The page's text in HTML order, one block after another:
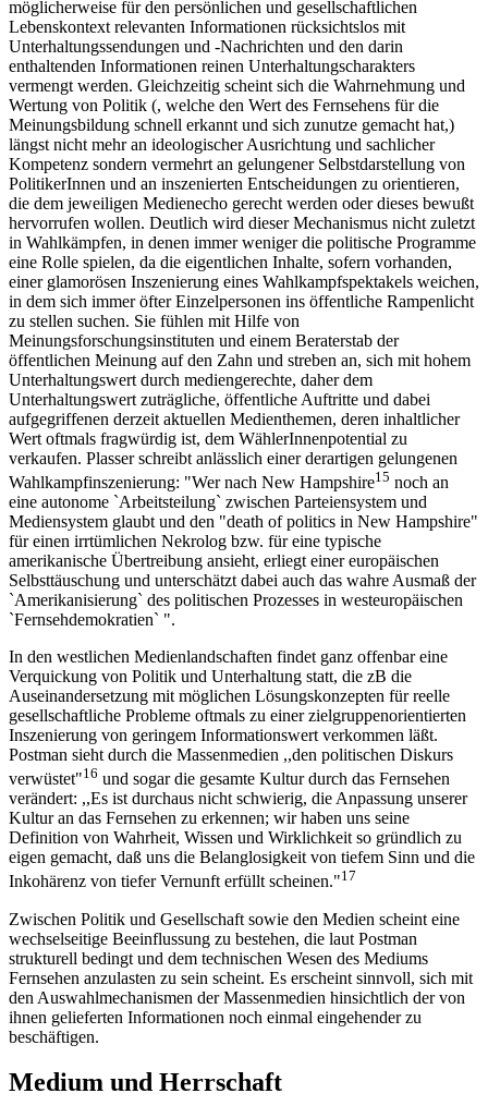
möglicherweise für den persönlichen und gesellschaftlichen
Lebenskontext relevanten Informationen rücksichtslos mit
Unterhaltungssendungen und -Nachrichten und den darin
enthaltenden Informationen reinen Unterhaltungscharakters
vermengt werden. Gleichzeitig scheint sich die Wahrnehmung und
Wertung von Politik (, welche den Wert des Fernsehens für die
Meinungsbildung schnell erkannt und sich zunutze gemacht hat,)
längst nicht mehr an ideologischer Ausrichtung und sachlicher
Kompetenz sondern vermehrt an gelungener Selbstdarstellung von
PolitikerInnen und an inszenierten Entscheidungen zu orientieren,
die dem jeweiligen Medienecho gerecht werden oder dieses bewußt
hervorrufen wollen. Deutlich wird dieser Mechanismus nicht zuletzt
in Wahlkämpfen, in denen immer weniger die politische Programme
eine Rolle spielen, da die eigentlichen Inhalte, sofern vorhanden,
einer glamorösen Inszenierung eines Wahlkampfspektakels weichen,
in dem sich immer öfter Einzelpersonen ins öffentliche Rampenlicht
zu stellen suchen. Sie fühlen mit Hilfe von
Meinungsforschungsinstituten und einem Beraterstab der
öffentlichen Meinung auf den Zahn und streben an, sich mit hohem
Unterhaltungswert durch mediengerechte, daher dem
Unterhaltungswert zuträgliche, öffentliche Auftritte und dabei
aufgegriffenen derzeit aktuellen Medienthemen, deren inhaltlicher
Wert oftmals fragwürdig ist, dem WählerInnenpotential zu
verkaufen. Plasser schreibt anlässlich einer derartigen gelungenen
Wahlkampfinszenierung: "Wer nach New Hampshire15 noch an
eine autonome `Arbeitsteilung` zwischen Parteiensystem und
Mediensystem glaubt und den "death of politics in New Hampshire"
für einen irrtümlichen Nekrolog bzw. für eine typische
amerikanische Übertreibung ansieht, erliegt einer europäischen
Selbsttäuschung und unterschätzt dabei auch das wahre Ausmaß der
`Amerikanisierung` des politischen Prozesses in westeuropäischen
`Fernsehdemokratien` ".
In den westlichen Medienlandschaften findet ganz offenbar eine
Verquickung von Politik und Unterhaltung statt, die zB die
Auseinandersetzung mit möglichen Lösungskonzepten für reelle
gesellschaftliche Probleme oftmals zu einer zielgruppenorientierten
Inszenierung von geringem Informationswert verkommen läßt.
Postman sieht durch die Massenmedien ,,den politischen Diskurs
verwüstet"16 und sogar die gesamte Kultur durch das Fernsehen
verändert: ,,Es ist durchaus nicht schwierig, die Anpassung unserer
Kultur an das Fernsehen zu erkennen; wir haben uns seine
Definition von Wahrheit, Wissen und Wirklichkeit so gründlich zu
eigen gemacht, daß uns die Belanglosigkeit von tiefem Sinn und die
Inkohärenz von tiefer Vernunft erfüllt scheinen."17
Zwischen Politik und Gesellschaft sowie den Medien scheint eine
wechselseitige Beeinflussung zu bestehen, die laut Postman
strukturell bedingt und dem technischen Wesen des Mediums
Fernsehen anzulasten zu sein scheint. Es erscheint sinnvoll, sich mit
den Auswahlmechanismen der Massenmedien hinsichtlich der von
ihnen gelieferten Informationen noch einmal eingehender zu
beschäftigen.
Medium und Herrschaft